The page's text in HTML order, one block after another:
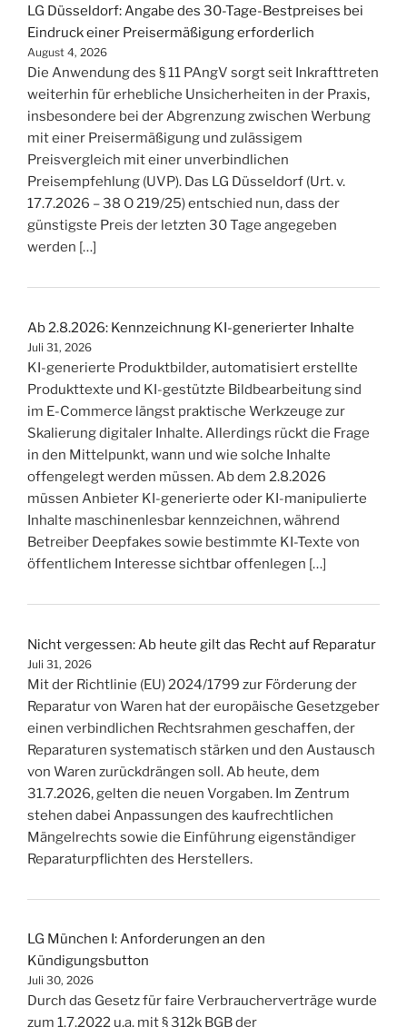
LG Düsseldorf: Angabe des 30-Tage-Bestpreises bei
Eindruck einer Preisermäßigung erforderlich
August 4, 2026
Die Anwendung des § 11 PAngV sorgt seit Inkrafttreten
weiterhin für erhebliche Unsicherheiten in der Praxis,
insbesondere bei der Abgrenzung zwischen Werbung
mit einer Preisermäßigung und zulässigem
Preisvergleich mit einer unverbindlichen
Preisempfehlung (UVP). Das LG Düsseldorf (Urt. v.
17.7.2026 – 38 O 219/25) entschied nun, dass der
günstigste Preis der letzten 30 Tage angegeben
werden […]
Ab 2.8.2026: Kennzeichnung KI-generierter Inhalte
Juli 31, 2026
KI-generierte Produktbilder, automatisiert erstellte
Produkttexte und KI-gestützte Bildbearbeitung sind
im E-Commerce längst praktische Werkzeuge zur
Skalierung digitaler Inhalte. Allerdings rückt die Frage
in den Mittelpunkt, wann und wie solche Inhalte
offengelegt werden müssen. Ab dem 2.8.2026
müssen Anbieter KI-generierte oder KI-manipulierte
Inhalte maschinenlesbar kennzeichnen, während
Betreiber Deepfakes sowie bestimmte KI-Texte von
öffentlichem Interesse sichtbar offenlegen […]
Nicht vergessen: Ab heute gilt das Recht auf Reparatur
Juli 31, 2026
Mit der Richtlinie (EU) 2024/1799 zur Förderung der
Reparatur von Waren hat der europäische Gesetzgeber
einen verbindlichen Rechtsrahmen geschaffen, der
Reparaturen systematisch stärken und den Austausch
von Waren zurückdrängen soll. Ab heute, dem
31.7.2026, gelten die neuen Vorgaben. Im Zentrum
stehen dabei Anpassungen des kaufrechtlichen
Mängelrechts sowie die Einführung eigenständiger
Reparaturpflichten des Herstellers.
LG München I: Anforderungen an den
Kündigungsbutton
Juli 30, 2026
Durch das Gesetz für faire Verbraucherverträge wurde
zum 1.7.2022 u.a. mit § 312k BGB der